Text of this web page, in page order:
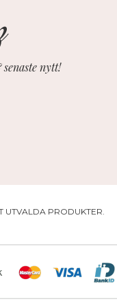
nytt!
UTVALDA PRODUKTER.